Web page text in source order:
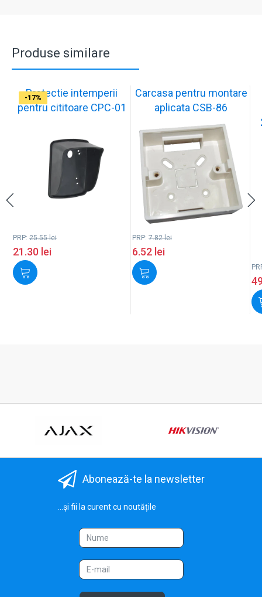
Produse similare
-17%
Protectie intemperii
pentru cititoare CPC-01
PRP: 25.55lei
21.30 lei
-17%
Carcasa pentru montare
aplicata CSB-86
PRP: 7.82lei
6.52 lei
-17%
-17%
-17%
-17%
-17%
-17%
-17%
-17%
Abonează-te la newsletter
...și fii la curent cu noutățile